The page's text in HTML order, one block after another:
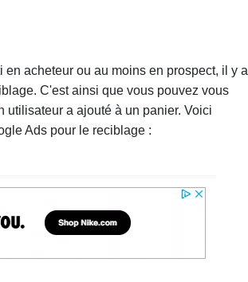
acheteur ou au moins en prospect, il y a
C'est ainsi que vous pouvez vous
utilisateur a ajouté à un panier. Voici
Ads pour le reciblage :